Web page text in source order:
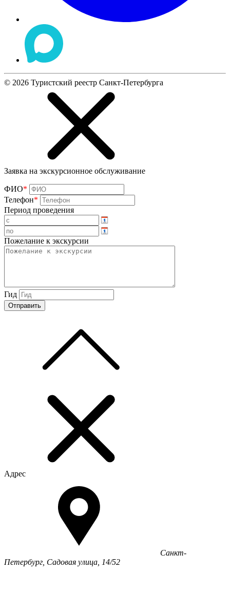
© 2026 Туристский реестр Санкт-Петербурга
Заявка на экскурсионное обслуживание
ФИО*
Телефон*
Период проведения
Пожелание к экскурсии
Гид
Адрес
Санкт-
Петербург, Садовая улица, 14/52